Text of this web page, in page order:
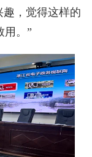
趣，觉得这样的
用。”